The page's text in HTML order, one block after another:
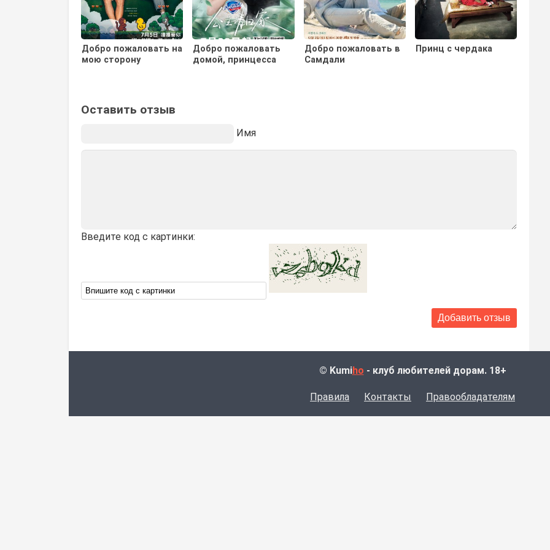
Добро пожаловать на
мою сторону
Добро пожаловать
домой, принцесса
Добро пожаловать в
Самдали
Принц с чердака
Оставить отзыв
Имя
Введите код с картинки:
© Kumiho - клуб любителей дорам. 18+
Правила Контакты Правообладателям